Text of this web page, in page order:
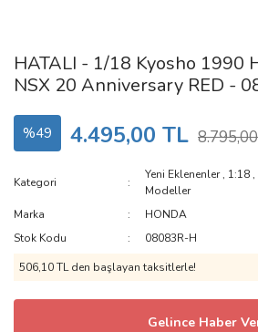
HATALI - 1/18 Kyosho 1990
NSX 20 Anniversary RED -
%49 4.495,00 TL
Kategori
Yeni Eklenenler, 1:18 ,
Modeller
Marka
HONDA
Stok Kodu
08083R-H
506,10 TL den başlayan taksitlerle!
Gelince Haber